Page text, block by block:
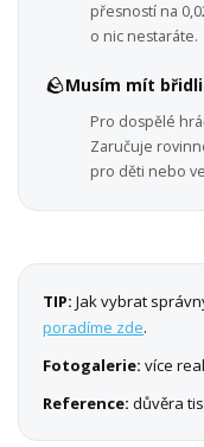
přesností na
o nic nestaráte.
🪨Musím mít
Pro dospělé
Zaručuje
pro děti nebo
TIP: Jak vybrat
poradíme zde.
Fotogalerie: více
Reference: důvěra